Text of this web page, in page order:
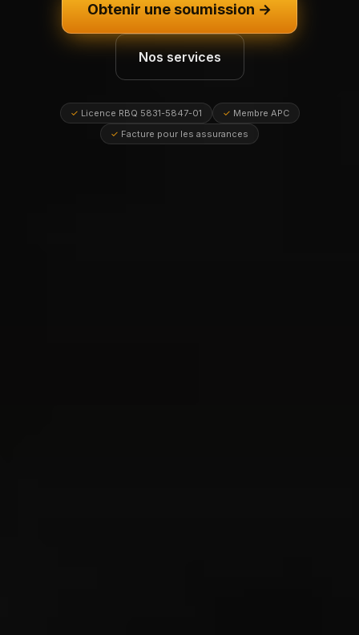
Obtenir une soumission →
Nos services
✓ Licence RBQ 5831-5847-01 ✓ Membre APC
✓ Facture pour les assurances